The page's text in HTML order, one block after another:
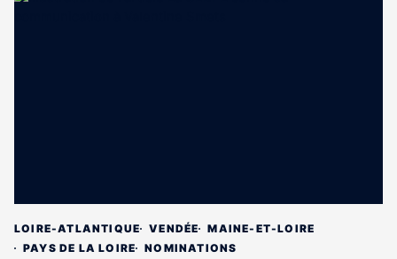
LOIRE-ATLANTIQUE VENDÉE
MAINE-ET-LOIRE
PAYS DE LA LOIRE
NOMINATIONS